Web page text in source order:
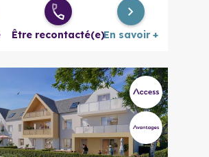
Être recontacté(e)En savoir +